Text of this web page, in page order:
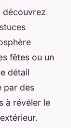
découvrez
fêtes ou un
détail
par des
à révéler le